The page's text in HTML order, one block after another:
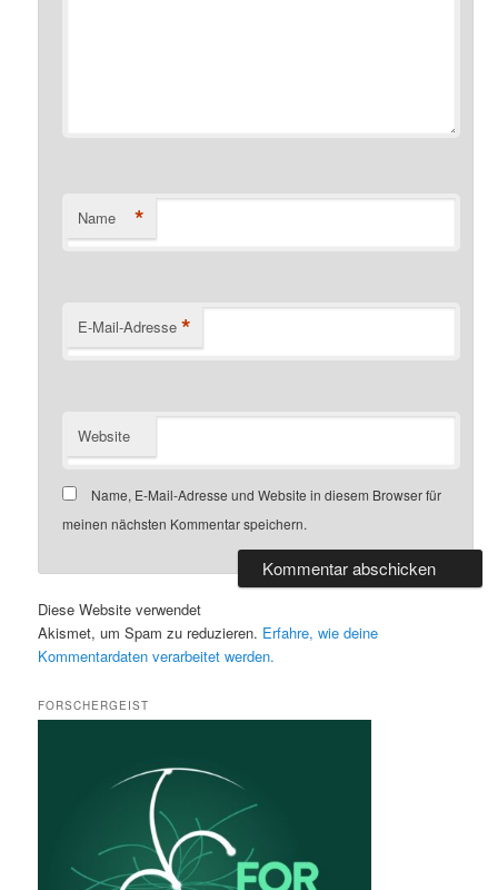
Name *
E-Mail-Adresse *
Website
Name, E-Mail-Adresse und Website in diesem Browser für
meinen nächsten Kommentar speichern.
Diese Website verwendet
Akismet, um Spam zu reduzieren. Erfahre, wie deine
Kommentardaten verarbeitet werden.
FORSCHERGEIST